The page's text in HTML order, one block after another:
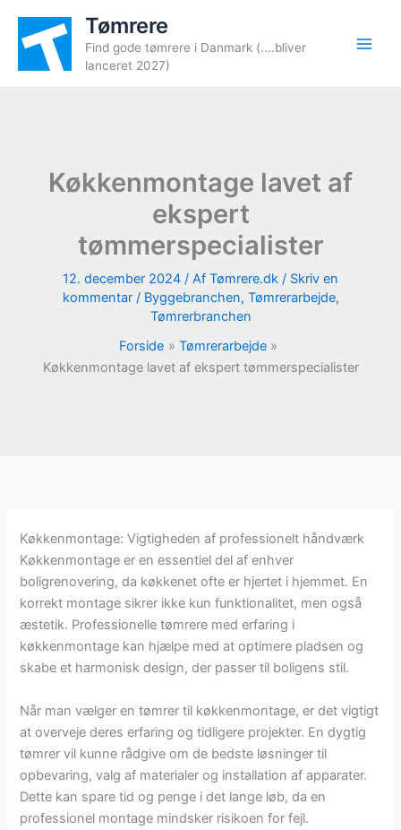
indholdet
Tømrere
Find gode tømrere i Danmark (....bliver
lanceret 2027)
Køkkenmontage lavet af
ekspert
tømmerspecialister
12. december 2024 / Af Tømrere.dk / Skriv en
kommentar / Byggebranchen, Tømrerarbejde,
Tømrerbranchen
Forside
Tømrerarbejde
Køkkenmontage lavet af ekspert tømmerspecialister
Køkkenmontage: Vigtigheden af professionelt håndværk
Køkkenmontage er en essentiel del af enhver
boligrenovering, da køkkenet ofte er hjertet i hjemmet. En
korrekt montage sikrer ikke kun funktionalitet, men også
æstetik. Professionelle tømrere med erfaring i
køkkenmontage kan hjælpe med at optimere pladsen og
skabe et harmonisk design, der passer til boligens stil.
Når man vælger en tømrer til køkkenmontage, er det vigtigt
at overveje deres erfaring og tidligere projekter. En dygtig
tømrer vil kunne rådgive om de bedste løsninger til
opbevaring, valg af materialer og installation af apparater.
Dette kan spare tid og penge i det lange løb, da en
professionel montage mindsker risikoen for fejl.